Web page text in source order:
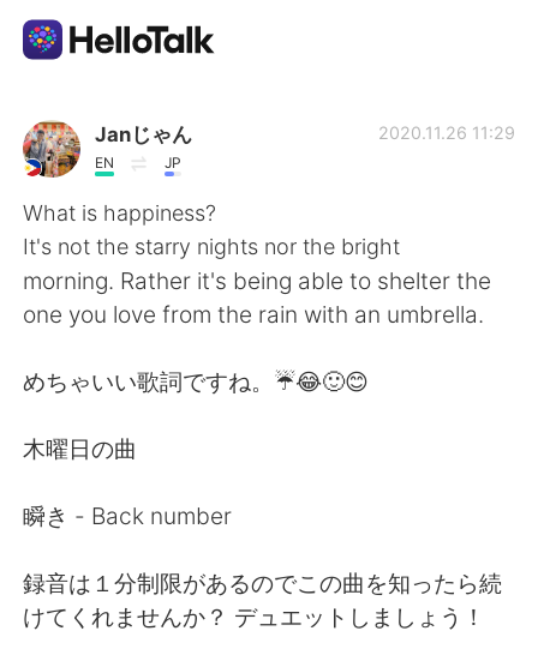
Language Exchange App
AI Grammar Checker
English
繁體中文
Русский ไทย
Janじゃん
EN JP
2020.11.26 11:29
What is happiness?
It's not the starry nights nor the bright
morning. Rather it's being able to shelter the
one you love from the rain with an umbrella.
めちゃいい歌詞ですね。☔😂🙂😊
木曜日の曲
瞬き - Back number
録音は１分制限があるのでこの曲を知ったら続
けてくれませんか？ デュエットしましょう！